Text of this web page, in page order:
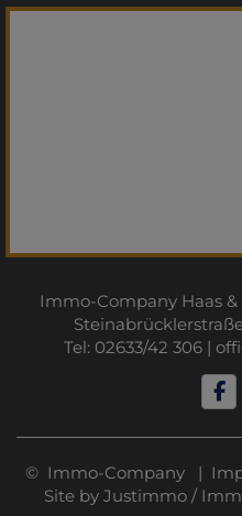
Immo-Company Haas
Tel: 02633/42 306 |
© Immo-Company |
Site by Justimmo/